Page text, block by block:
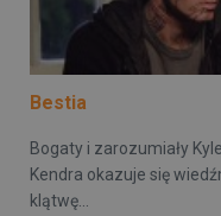
Bestia
Bogaty i zarozumiały
Kendra okazuje się
klątwę...